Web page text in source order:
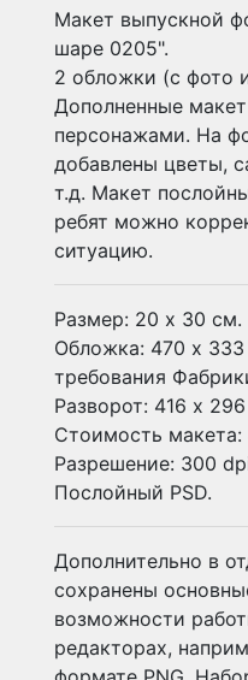
Макет выпускной
шаре 0205".
2 обложки (с фото
Дополненные
персонажами. На
добавлены цветы,
т.д. Макет
ребят можно
ситуацию.
Размер: 20 х 30 см.
Обложка: 470 х
требования
Разворот: 416 х
Стоимость макета:
Разрешение: 300
Послойный PSD.
Дополнительно в
сохранены
возможности
редакторах,